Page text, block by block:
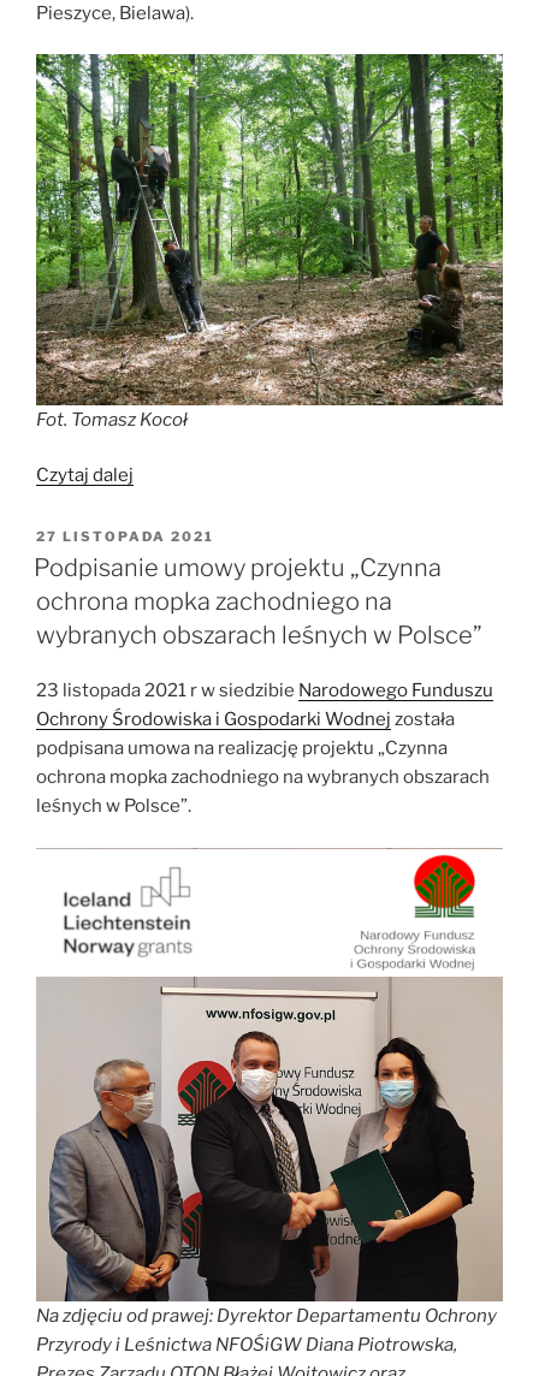
Pieszyce, Bielawa).
Fot. Tomasz Kocoł
Czytaj dalej
Świdnica
zostało
powieszonych
100
schronień
zachodniego”
OPUBLIKOWANE
W
27 LISTOPADA 2021
Podpisanie umowy projektu „Czynna
ochrona mopka zachodniego na
wybranych obszarach leśnych w Polsce”
23 listopada 2021 r w siedzibie Narodowego Funduszu
Ochrony Środowiska i Gospodarki Wodnej została
podpisana umowa na realizację projektu „Czynna
ochrona mopka zachodniego na wybranych obszarach
leśnych w Polsce”.
Na zdjęciu od prawej: Dyrektor Departamentu Ochrony
Przyrody i Leśnictwa NFOŚiGW Diana Piotrowska,